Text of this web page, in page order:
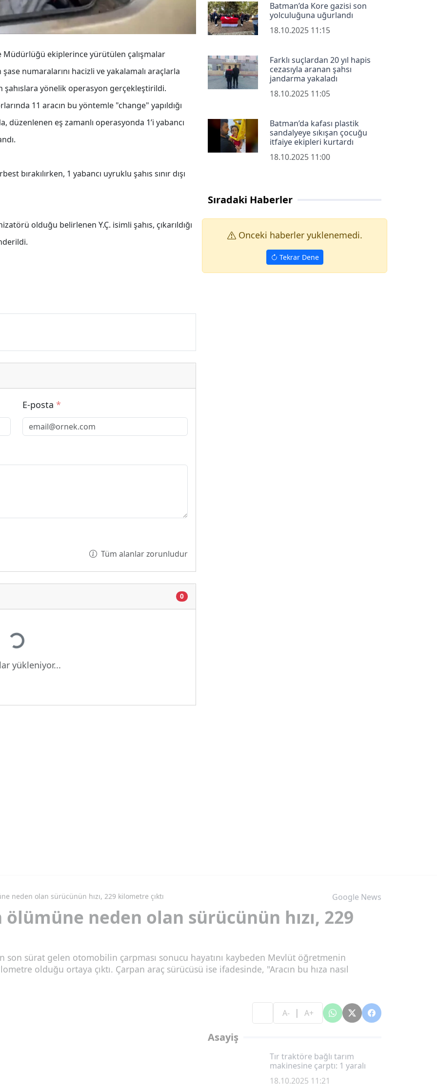
ekiplerince yürütülen çalışmalar
numaralarını hacizli ve yakalamalı araçlarla
yönelik operasyon gerçekleştirildi.
11 aracın bu yöntemle "change" yapıldığı
eş zamanlı operasyonda 1’i yabancı
bırakılırken, 1 yabancı uyruklu şahıs sınır dışı
olduğu belirlenen Y.Ç. isimli şahıs, çıkarıldığı
E-posta *
Tüm alanlar zorunludur
0
Yükleniyor...
yükleniyor...
Batman’da Kore gazisi son
yolculuğuna uğurlandı
18.10.2025 11:15
Farklı suçlardan 20 yıl hapis
cezasıyla aranan şahsı
jandarma yakaladı
18.10.2025 11:05
Batman’da kafası plastik
sandalyeye sıkışan çocuğu
itfaiye ekipleri kurtardı
18.10.2025 11:00
Sıradaki Haberler
Onceki haberler yuklenemedi.
Tekrar Dene
neden olan sürücünün hızı, 229
son sürat gelen otomobilin çarpması sonucu hayatını kaybeden Mevlüt öğretmenin
olduğu ortaya çıktı. Çarpan araç sürücüsü ise ifadesinde, "Aracın bu hıza nasıl
|
Asayiş
makinesine çarptı: 1 yaralı